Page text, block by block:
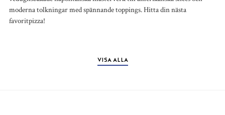
moderna tolkningar med spännande toppings. Hitta din nästa
favoritpizza!
VISA ALLA